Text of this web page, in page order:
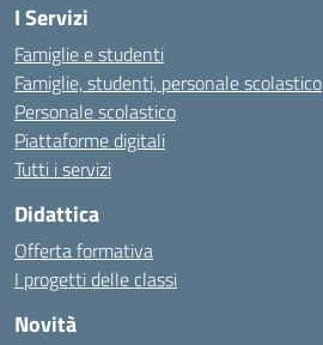
I Servizi
Famiglie e studenti
Famiglie, studenti, personale scolastico
Personale scolastico
Piattaforme digitali
Tutti i servizi
Didattica
Offerta formativa
I progetti delle classi
Novità